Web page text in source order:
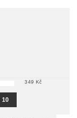
349 Kč
10